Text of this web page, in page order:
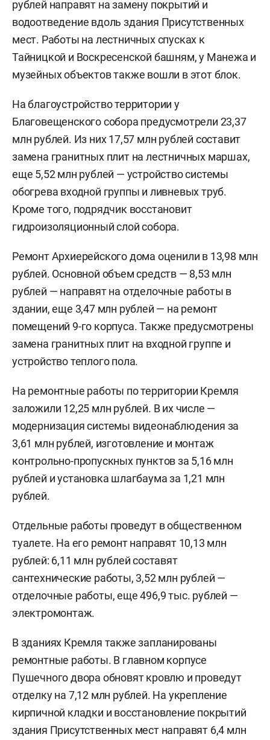
рублей направят на замену покрытий и
водоотведение вдоль здания Присутственных
мест. Работы на лестничных спусках к
Тайницкой и Воскресенской башням, у Манежа и
музейных объектов также вошли в этот блок.
На благоустройство территории у
Благовещенского собора предусмотрели 23,37
млн рублей. Из них 17,57 млн рублей составит
замена гранитных плит на лестничных маршах,
еще 5,52 млн рублей — устройство системы
обогрева входной группы и ливневых труб.
Кроме того, подрядчик восстановит
гидроизоляционный слой собора.
Ремонт Архиерейского дома оценили в 13,98 млн
рублей. Основной объем средств — 8,53 млн
рублей — направят на отделочные работы в
здании, еще 3,47 млн рублей — на ремонт
помещений 9-го корпуса. Также предусмотрены
замена гранитных плит на входной группе и
устройство теплого пола.
На ремонтные работы по территории Кремля
заложили 12,25 млн рублей. В их числе —
модернизация системы видеонаблюдения за
3,61 млн рублей, изготовление и монтаж
контрольно-пропускных пунктов за 5,16 млн
рублей и установка шлагбаума за 1,21 млн
рублей.
Отдельные работы проведут в общественном
туалете. На его ремонт направят 10,13 млн
рублей: 6,11 млн рублей составят
сантехнические работы, 3,52 млн рублей —
отделочные работы, еще 496,9 тыс. рублей —
электромонтаж.
В зданиях Кремля также запланированы
ремонтные работы. В главном корпусе
Пушечного двора обновят кровлю и проведут
отделку на 7,12 млн рублей. На укрепление
кирпичной кладки и восстановление покрытий
здания Присутственных мест направят 6,4 млн